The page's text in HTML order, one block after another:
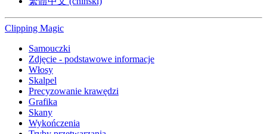
Clipping Magic
Samouczki
Zdjęcie - podstawowe informacje
Włosy
Skalpel
Precyzowanie krawędzi
Grafika
Skany
Wykończenia